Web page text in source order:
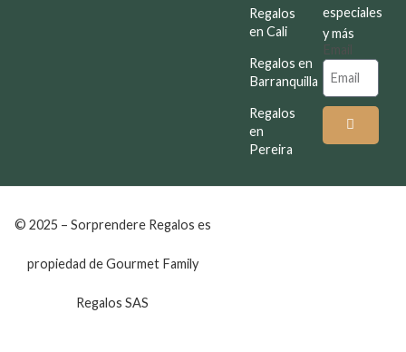
Regalos
en Cali
Regalos en
Barranquilla
Regalos
en
Pereira
especiales
y más
Email
© 2025 – Sorprendere Regalos es
propiedad de Gourmet Family
Regalos SAS